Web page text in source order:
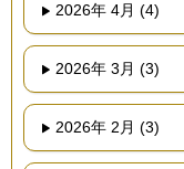
2026年 4月 (4)
2026年 3月 (3)
2026年 2月 (3)